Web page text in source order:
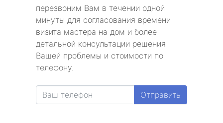
перезвоним Вам в течении одной
минуты для согласования времени
визита мастера на дом и более
детальной консультации решения
Вашей проблемы и стоимости по
телефону.
Отправить